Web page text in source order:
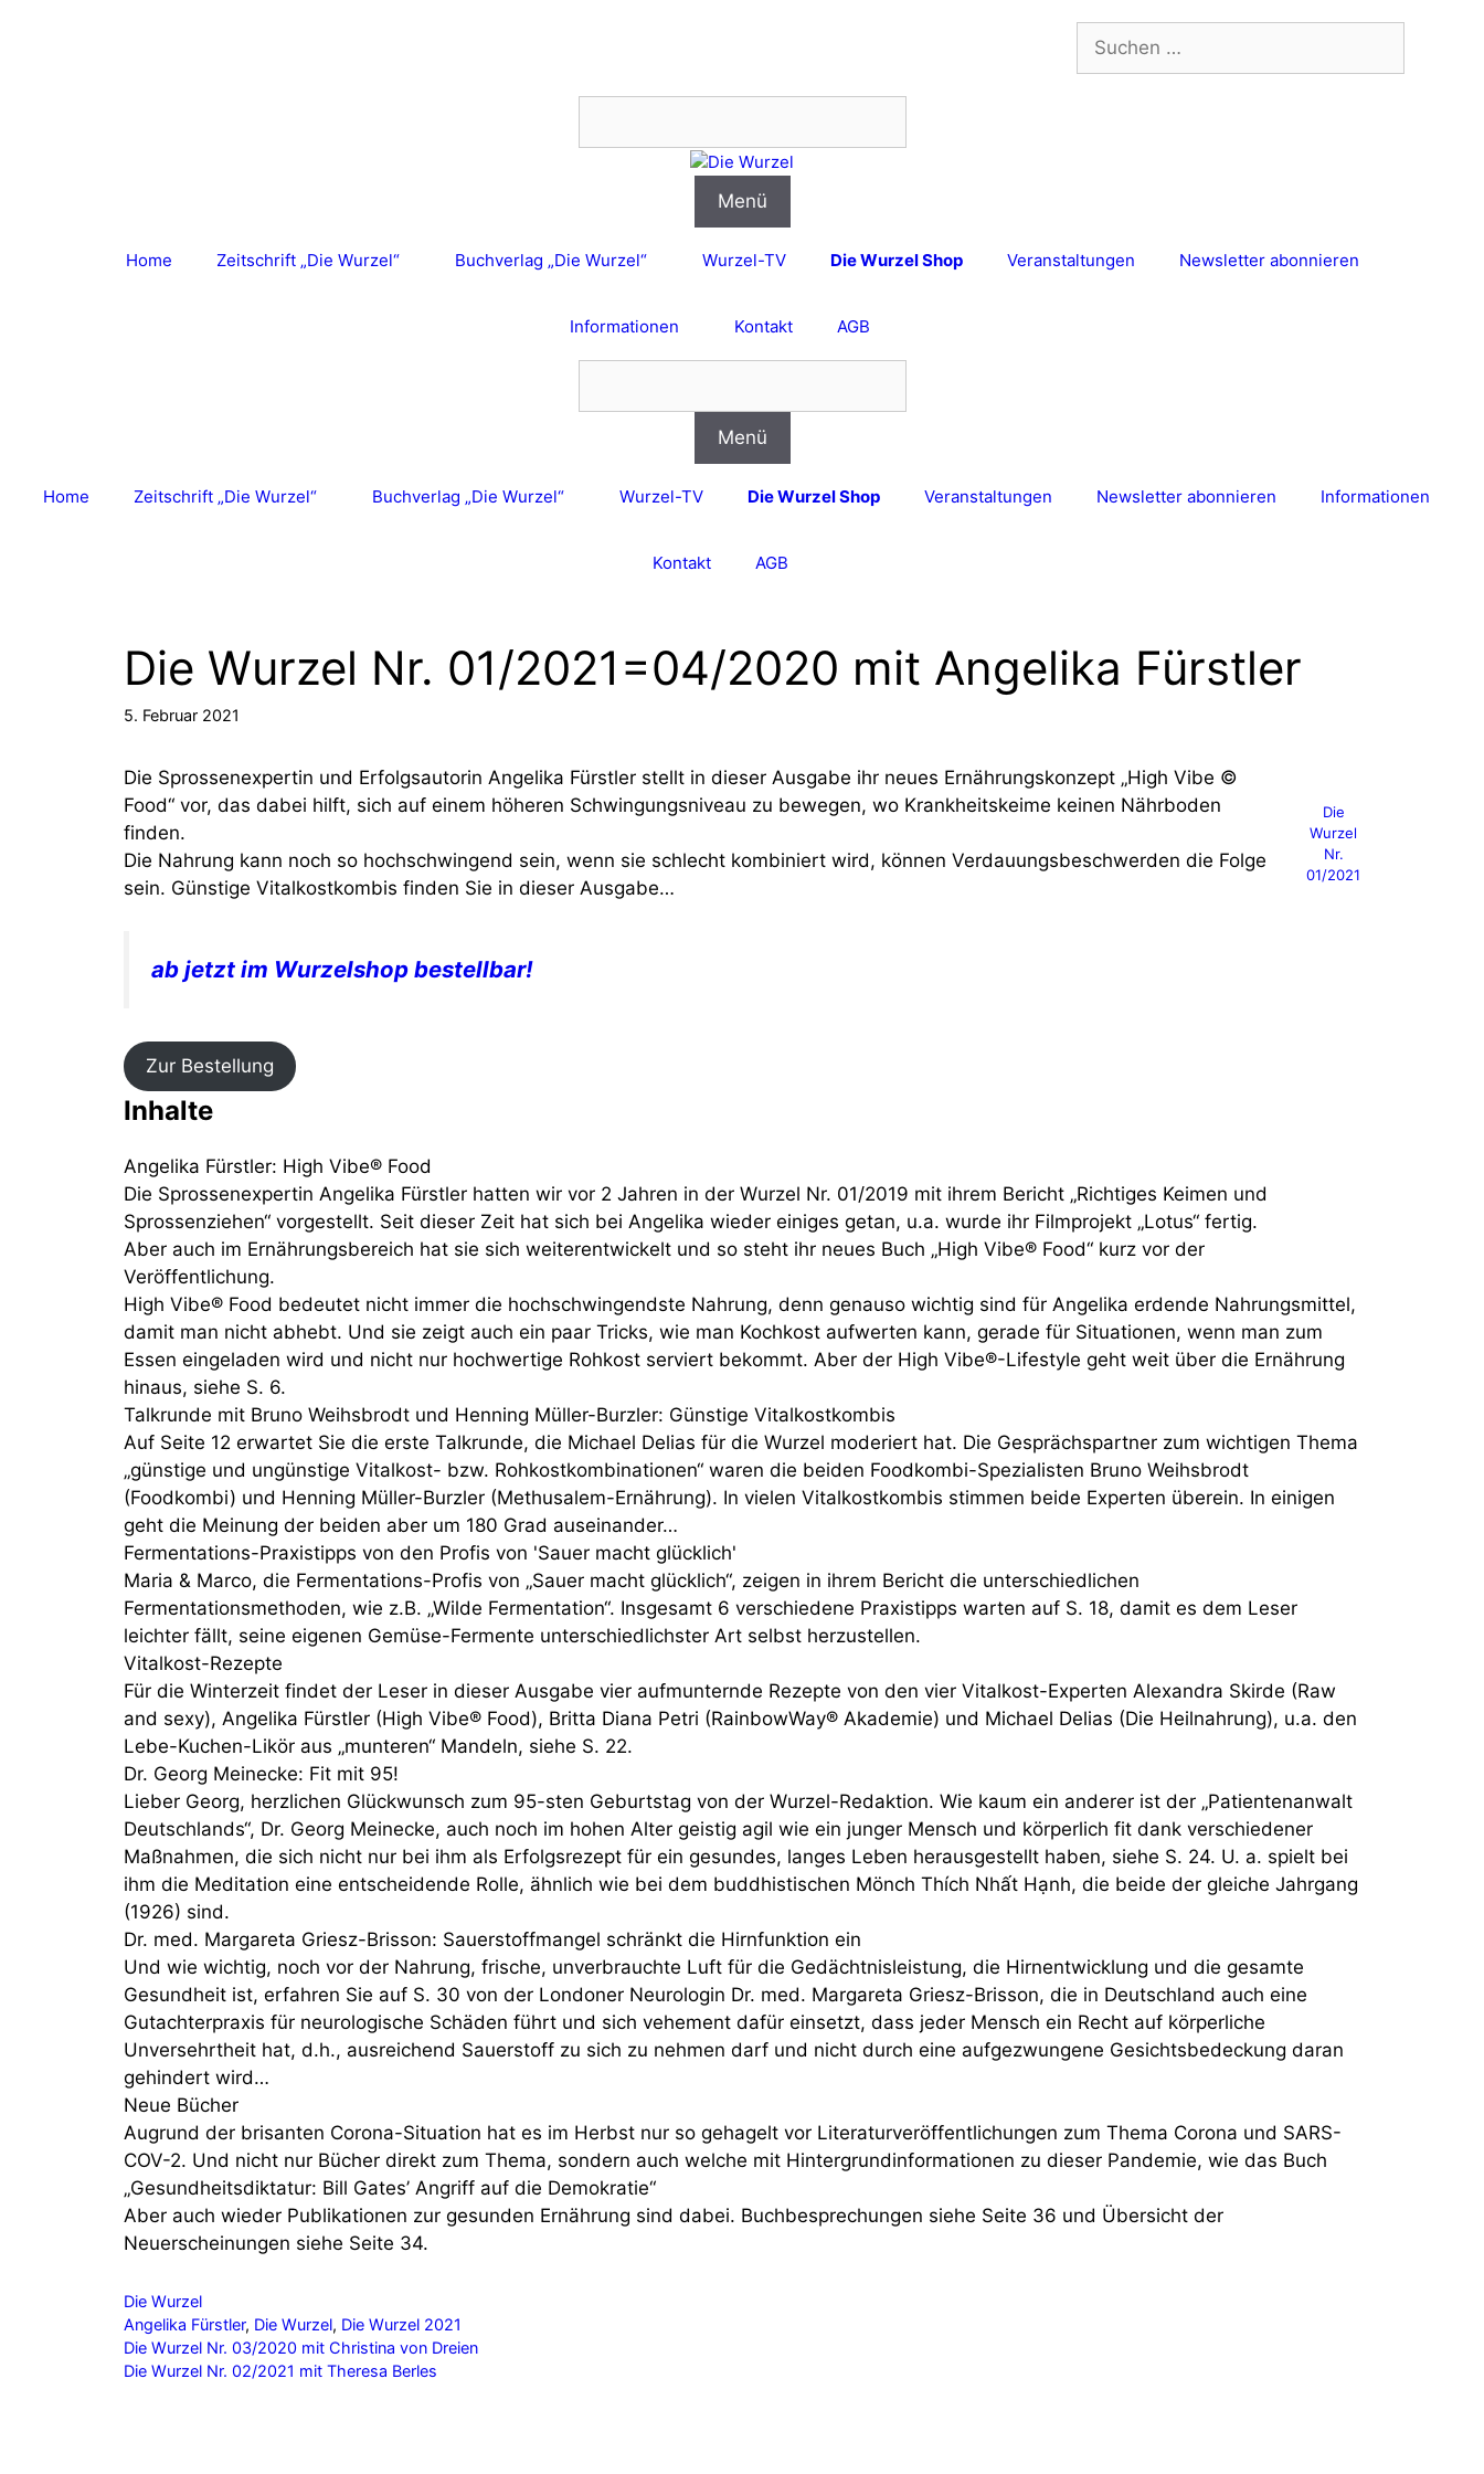
Suchen
nach:
Menü
Home Zeitschrift „Die Wurzel“ Buchverlag „Die Wurzel“ Wurzel-TV Die Wurzel Shop Veranstaltungen Newsletter abonnieren
Informationen Kontakt AGB
Menü
Home Zeitschrift „Die Wurzel“ Buchverlag „Die Wurzel“ Wurzel-TV Die Wurzel Shop Veranstaltungen Newsletter abonnieren Informationen
Kontakt AGB
Die Wurzel Nr. 01/2021=04/2020 mit Angelika Fürstler
5. Februar 2021
Die
Wurzel
Nr.
01/2021
Die Sprossenexpertin und Erfolgsautorin Angelika Fürstler stellt in dieser Ausgabe ihr neues Ernährungskonzept „High Vibe ©
Food“ vor, das dabei hilft, sich auf einem höheren Schwingungsniveau zu bewegen, wo Krankheitskeime keinen Nährboden
finden.
Die Nahrung kann noch so hochschwingend sein, wenn sie schlecht kombiniert wird, können Verdauungsbeschwerden die Folge
sein. Günstige Vitalkostkombis finden Sie in dieser Ausgabe…
ab jetzt im Wurzelshop bestellbar!
Zur Bestellung
Inhalte
Angelika Fürstler: High Vibe® Food
Die Sprossenexpertin Angelika Fürstler hatten wir vor 2 Jahren in der Wurzel Nr. 01/2019 mit ihrem Bericht „Richtiges Keimen und
Sprossenziehen“ vorgestellt. Seit dieser Zeit hat sich bei Angelika wieder einiges getan, u.a. wurde ihr Filmprojekt „Lotus“ fertig.
Aber auch im Ernährungsbereich hat sie sich weiterentwickelt und so steht ihr neues Buch „High Vibe® Food“ kurz vor der
Veröffentlichung.
High Vibe® Food bedeutet nicht immer die hochschwingendste Nahrung, denn genauso wichtig sind für Angelika erdende Nahrungsmittel,
damit man nicht abhebt. Und sie zeigt auch ein paar Tricks, wie man Kochkost aufwerten kann, gerade für Situationen, wenn man zum
Essen eingeladen wird und nicht nur hochwertige Rohkost serviert bekommt. Aber der High Vibe®-Lifestyle geht weit über die Ernährung
hinaus, siehe S. 6.
Talkrunde mit Bruno Weihsbrodt und Henning Müller-Burzler: Günstige Vitalkostkombis
Auf Seite 12 erwartet Sie die erste Talkrunde, die Michael Delias für die Wurzel moderiert hat. Die Gesprächspartner zum wichtigen Thema
„günstige und ungünstige Vitalkost- bzw. Rohkostkombinationen“ waren die beiden Foodkombi-Spezialisten Bruno Weihsbrodt
(Foodkombi) und Henning Müller-Burzler (Methusalem-Ernährung). In vielen Vitalkostkombis stimmen beide Experten überein. In einigen
geht die Meinung der beiden aber um 180 Grad auseinander…
Fermentations-Praxistipps von den Profis von 'Sauer macht glücklich'
Maria & Marco, die Fermentations-Profis von „Sauer macht glücklich“, zeigen in ihrem Bericht die unterschiedlichen
Fermentationsmethoden, wie z.B. „Wilde Fermentation“. Insgesamt 6 verschiedene Praxistipps warten auf S. 18, damit es dem Leser
leichter fällt, seine eigenen Gemüse-Fermente unterschiedlichster Art selbst herzustellen.
Vitalkost-Rezepte
Für die Winterzeit findet der Leser in dieser Ausgabe vier aufmunternde Rezepte von den vier Vitalkost-Experten Alexandra Skirde (Raw
and sexy), Angelika Fürstler (High Vibe® Food), Britta Diana Petri (RainbowWay® Akademie) und Michael Delias (Die Heilnahrung), u.a. den
Lebe-Kuchen-Likör aus „munteren“ Mandeln, siehe S. 22.
Dr. Georg Meinecke: Fit mit 95!
Lieber Georg, herzlichen Glückwunsch zum 95-sten Geburtstag von der Wurzel-Redaktion. Wie kaum ein anderer ist der „Patientenanwalt
Deutschlands“, Dr. Georg Meinecke, auch noch im hohen Alter geistig agil wie ein junger Mensch und körperlich fit dank verschiedener
Maßnahmen, die sich nicht nur bei ihm als Erfolgsrezept für ein gesundes, langes Leben herausgestellt haben, siehe S. 24. U. a. spielt bei
ihm die Meditation eine entscheidende Rolle, ähnlich wie bei dem buddhistischen Mönch Thích Nhất Hạnh, die beide der gleiche Jahrgang
(1926) sind.
Dr. med. Margareta Griesz-Brisson: Sauerstoffmangel schränkt die Hirnfunktion ein
Und wie wichtig, noch vor der Nahrung, frische, unverbrauchte Luft für die Gedächtnisleistung, die Hirnentwicklung und die gesamte
Gesundheit ist, erfahren Sie auf S. 30 von der Londoner Neurologin Dr. med. Margareta Griesz-Brisson, die in Deutschland auch eine
Gutachterpraxis für neurologische Schäden führt und sich vehement dafür einsetzt, dass jeder Mensch ein Recht auf körperliche
Unversehrtheit hat, d.h., ausreichend Sauerstoff zu sich zu nehmen darf und nicht durch eine aufgezwungene Gesichtsbedeckung daran
gehindert wird…
Neue Bücher
Augrund der brisanten Corona-Situation hat es im Herbst nur so gehagelt vor Literaturveröffentlichungen zum Thema Corona und SARS-
COV-2. Und nicht nur Bücher direkt zum Thema, sondern auch welche mit Hintergrundinformationen zu dieser Pandemie, wie das Buch
„Gesundheitsdiktatur: Bill Gates’ Angriff auf die Demokratie“
Aber auch wieder Publikationen zur gesunden Ernährung sind dabei. Buchbesprechungen siehe Seite 36 und Übersicht der
Neuerscheinungen siehe Seite 34.
Kategorien
Die Wurzel
Schlagwörter
Angelika Fürstler, Die Wurzel, Die Wurzel 2021
Die Wurzel Nr. 03/2020 mit Christina von Dreien
Die Wurzel Nr. 02/2021 mit Theresa Berles